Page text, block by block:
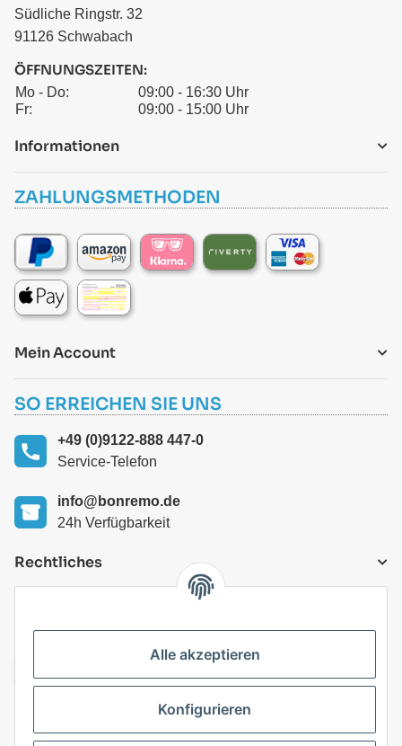
Südliche Ringstr. 32
91126 Schwabach
ÖFFNUNGSZEITEN:
Mo - Do:
09:00 - 16:30 Uhr
Fr:
09:00 - 15:00 Uhr
Informationen
ZAHLUNGSMETHODEN
Mein Account
SO ERREICHEN SIE UNS
+49 (0)9122-888 447-0
Service-Telefon
info@bonremo.de
24h Verfügbarkeit
Rechtliches
Alle akzeptieren
Konfigurieren